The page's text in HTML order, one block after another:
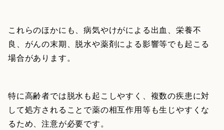
これらのほかにも、病気やけがによる出血、栄養不
良、がんの末期、脱水や薬剤による影響等でも起こる
場合があります。
特に高齢者では脱水も起こしやすく、複数の疾患に対
して処方されることで薬の相互作用等も生じやすくな
るため、注意が必要です。